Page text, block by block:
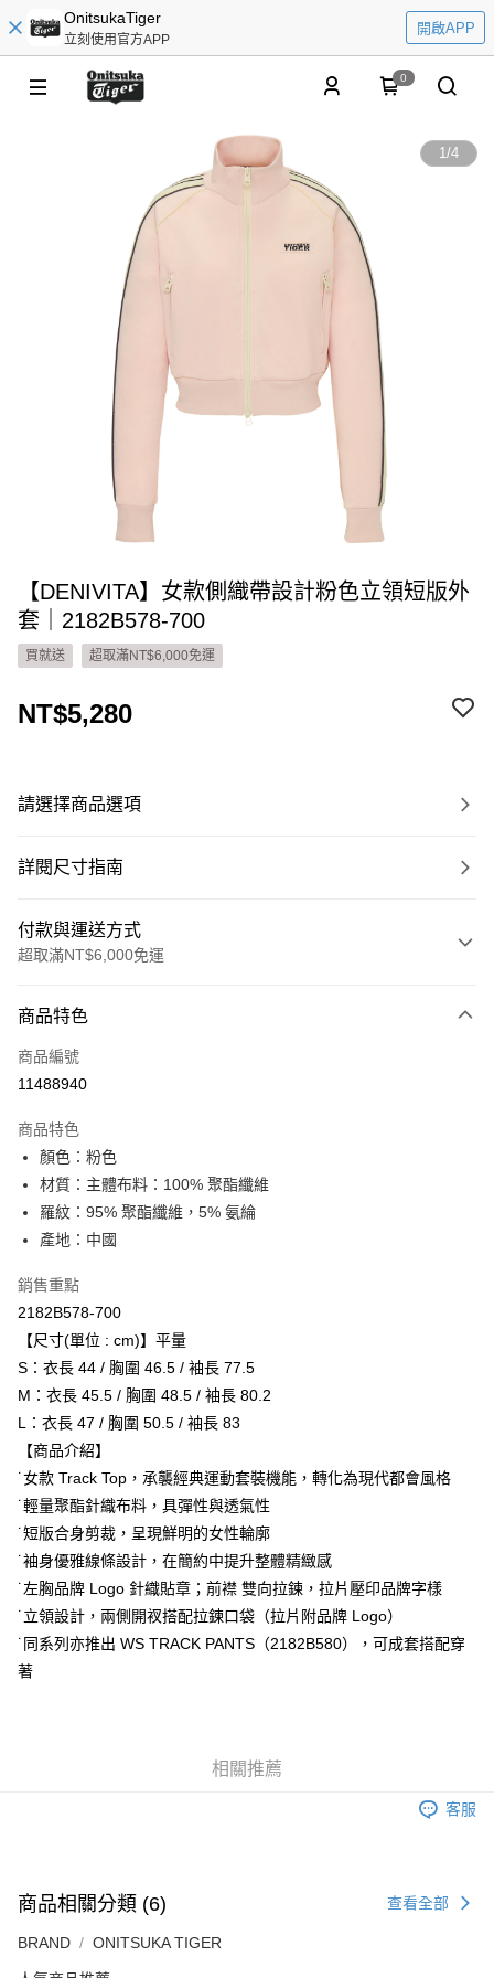
OnitsukaTiger
立刻使用官方APP
開啟APP
0
1/4
【DENIVITA】女款側織帶設計粉色立領短版外
套｜2182B578-700
買就送 超取滿NT$6,000免運
NT$5,280
請選擇商品選項
詳閱尺寸指南
付款與運送方式
超取滿NT$6,000免運
信用卡一次付款
超商取貨付款
Apple Pay
ATM付款
運送方式
全家取貨付款
每筆NT$80，滿NT$6,000(含以上)免運費
付款後全家取貨
萊爾富取貨付款
每筆NT$80，滿NT$6,000(含以上)免運費
付款後萊爾富取貨
每筆NT$80，滿NT$6,000(含以上)免運費
7-11取貨付款
每筆NT$80，滿NT$6,000(含以上)免運費
付款後7-11取貨
每筆NT$80，滿NT$6,000(含以上)免運費
商品特色
商品編號
11488940
商品特色
顏色：粉色
材質：主體布料：100% 聚酯纖維
羅紋：95% 聚酯纖維，5% 氨綸
產地：中國
銷售重點
2182B578-700
【尺寸(單位 : cm)】平量
S：衣長 44 / 胸圍 46.5 / 袖長 77.5
M：衣長 45.5 / 胸圍 48.5 / 袖長 80.2
L：衣長 47 / 胸圍 50.5 / 袖長 83
【商品介紹】
˙女款 Track Top，承襲經典運動套裝機能，轉化為現代都會風格
˙輕量聚酯針織布料，具彈性與透氣性
˙短版合身剪裁，呈現鮮明的女性輪廓
˙袖身優雅線條設計，在簡約中提升整體精緻感
˙左胸品牌 Logo 針織貼章；前襟 雙向拉鍊，拉片壓印品牌字樣
˙立領設計，兩側開衩搭配拉鍊口袋（拉片附品牌 Logo）
˙同系列亦推出 WS TRACK PANTS（2182B580），可成套搭配穿
著
相關推薦
客服
商品相關分類 (6) 查看全部
BRAND ONITSUKA TIGER